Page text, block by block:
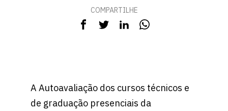
COMPARTILHE
A Autoavaliação dos cursos técnicos e
de graduação presenciais da